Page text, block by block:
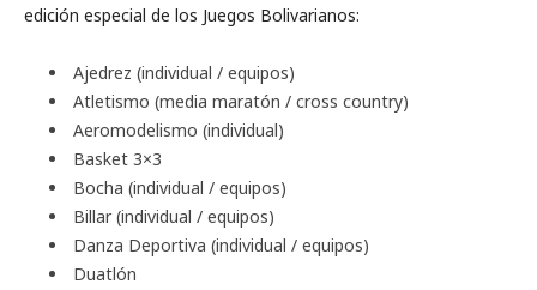
edición especial de los Juegos Bolivarianos:
Ajedrez (individual / equipos)
Atletismo (media maratón / cross country)
Aeromodelismo (individual)
Basket 3×3
Bocha (individual / equipos)
Billar (individual / equipos)
Danza Deportiva (individual / equipos)
Duatlón